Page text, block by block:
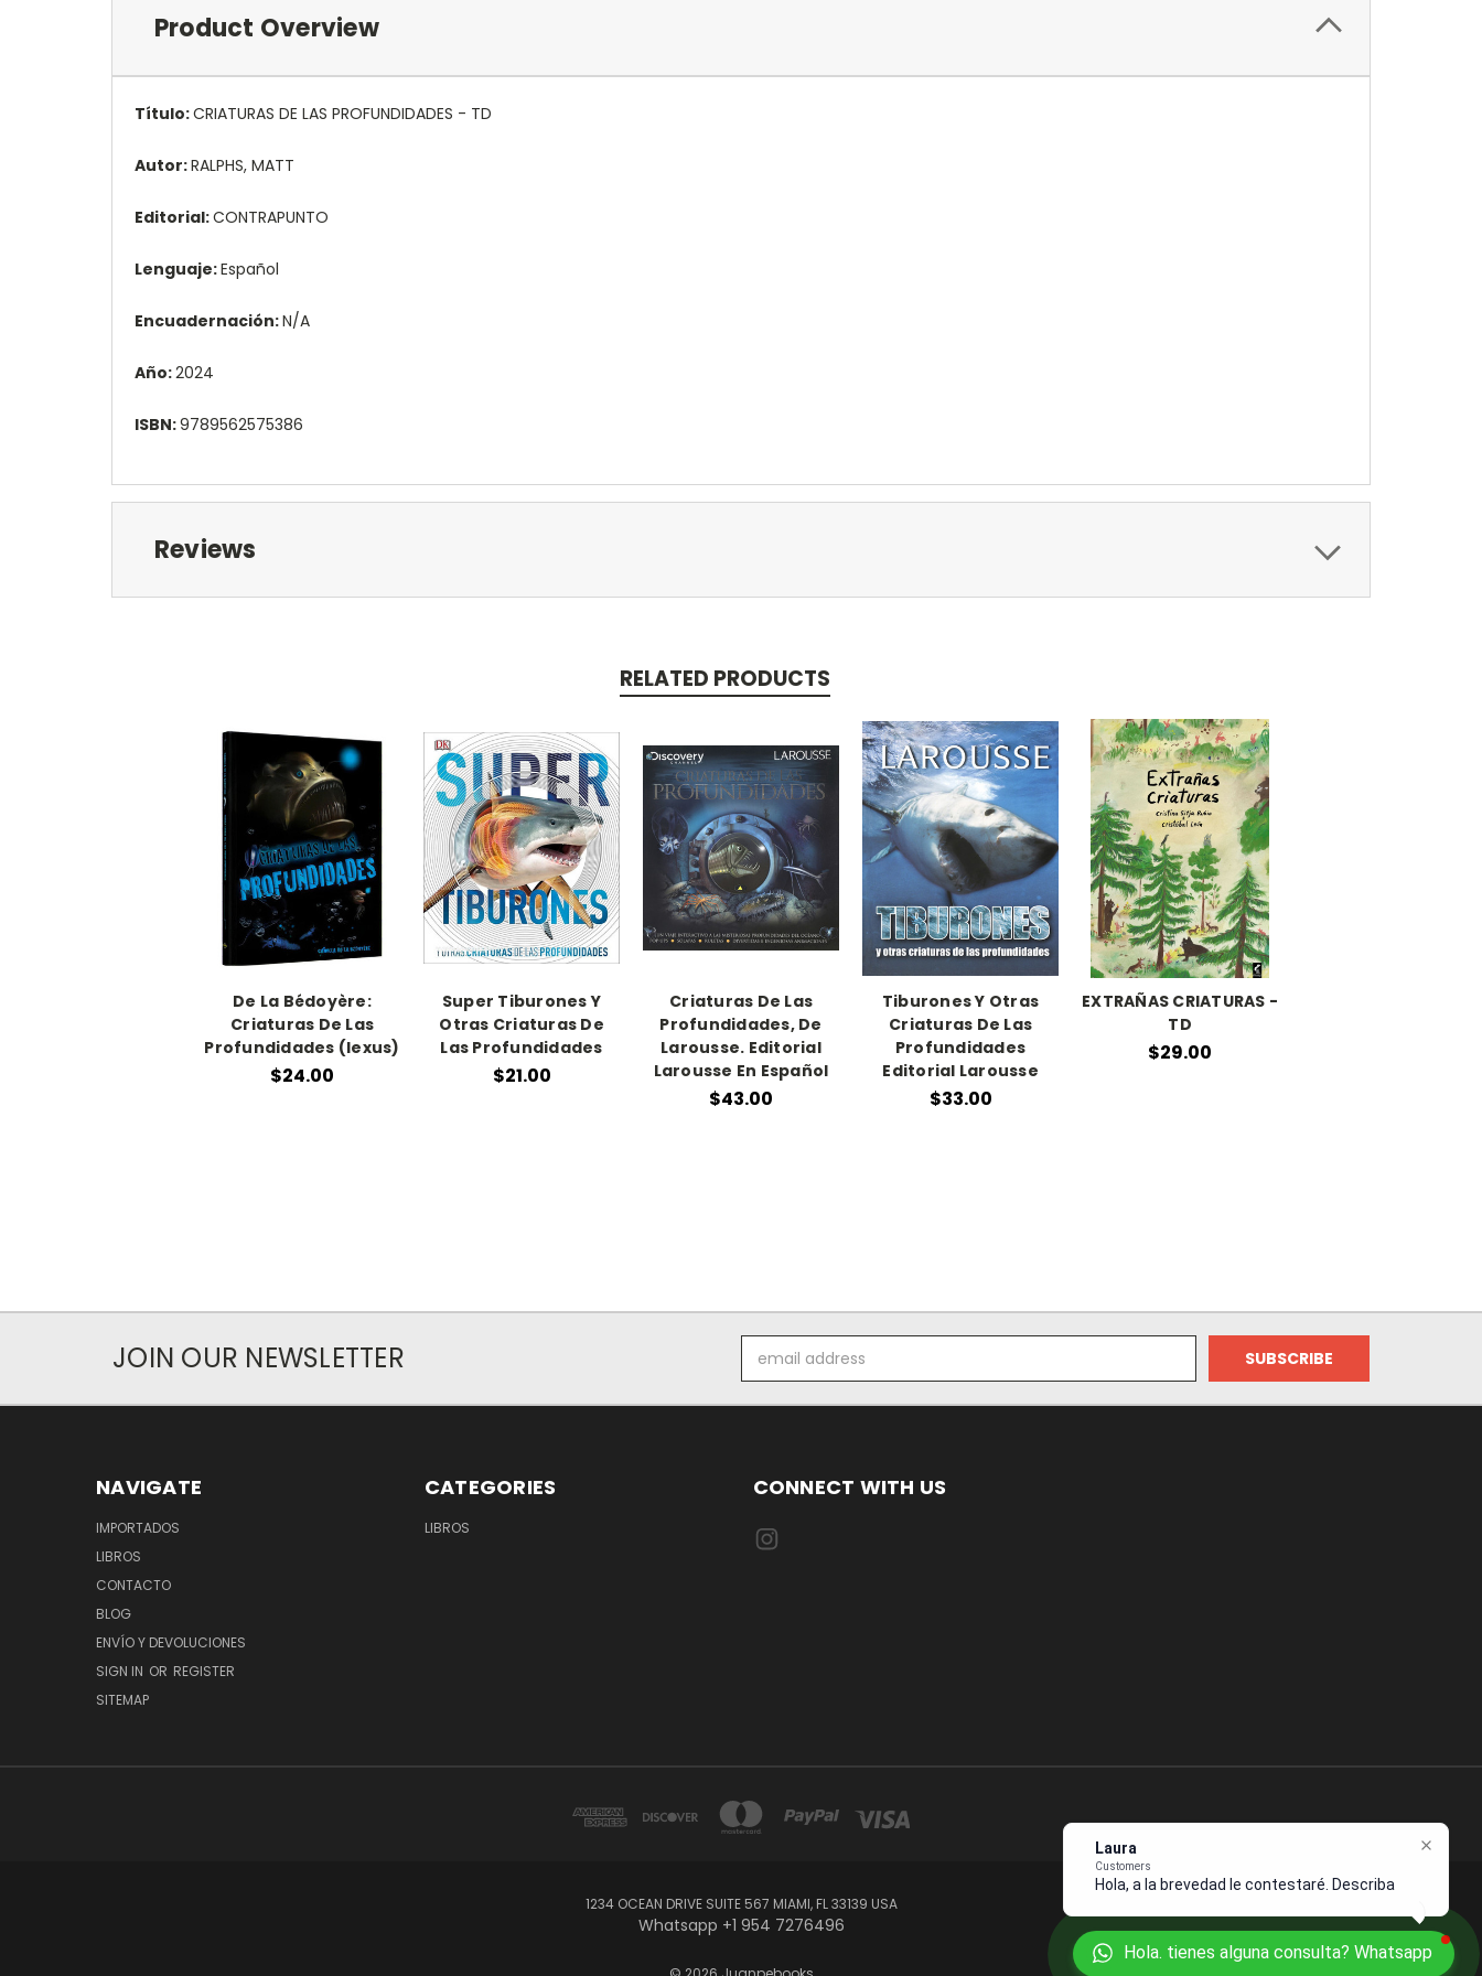
Product Overview
Título:CRIATURAS DE LAS PROFUNDIDADES - TD
Autor:RALPHS, MATT
Editorial:CONTRAPUNTO
Lenguaje:Español
Encuadernación:N/A
Año:2024
ISBN:9789562575386
Reviews
RELATED PRODUCTS
De La Bédoyère:
Criaturas De Las
Profundidades (lexus)
$24.00
Super Tiburones Y
Otras Criaturas De
Las Profundidades
$21.00
Criaturas De Las
Profundidades, De
Larousse. Editorial
Larousse En Español
$43.00
Tiburones Y Otras
Criaturas De Las
Profundidades
Editorial Larousse
$33.00
EXTRAÑAS CRIATURAS -
TD
$29.00
JOIN OUR NEWSLETTER
Address
NAVIGATE
IMPORTADOS
LIBROS
CONTACTO
BLOG
ENVÍO Y DEVOLUCIONES
SIGN IN OR REGISTER
SITEMAP
CATEGORIES
LIBROS
CONNECT WITH US
1234 OCEAN DRIVE SUITE 567 MIAMI, FL 33139 USA
Whatsapp +1 954 7276496